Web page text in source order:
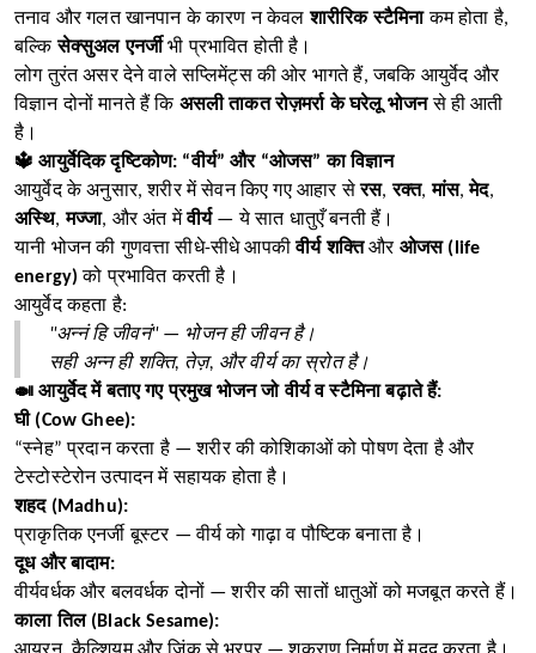
तनाव और गलत खानपान के कारण न केवलशारीरिक स्टैमिनाकम होता है,
बल्किसेक्सुअल एनर्जीभी प्रभावित होती है।
लोग तुरंत असर देने वाले सप्लिमेंट्स की ओर भागते हैं, जबकि आयुर्वेद और
विज्ञान दोनों मानते हैं कि असली ताकत रोज़मर्रा के घरेलू भोजनसे ही आती
है।
🔱 आयुर्वेदिक दृष्टिकोण: “वीर्य” और “ओजस” का विज्ञान
आयुर्वेद के अनुसार, शरीर में सेवन किए गए आहार सेरस,रक्त,मांस,मेद,
अस्थि,मज्जा, और अंत मेंवीर्य— ये सात धातुएँ बनती हैं।
यानी भोजन की गुणवत्ता सीधे-सीधे आपकीवीर्य शक्तिऔर ओजस (life
energy) को प्रभावित करती है।
आयुर्वेद कहता है:
"अन्नं हि जीवनं" — भोजन ही जीवन है।
सही अन्न ही शक्ति, तेज़, और वीर्य का स्रोत है।
🍛 आयुर्वेद में बताए गए प्रमुख भोजन जो वीर्य व स्टैमिना बढ़ाते हैं:
घी (Cow Ghee):
“स्नेह” प्रदान करता है — शरीर की कोशिकाओं को पोषण देता है और
टेस्टोस्टेरोन उत्पादन में सहायक होता है।
शहद (Madhu):
प्राकृतिक एनर्जी बूस्टर — वीर्य को गाढ़ा व पौष्टिक बनाता है।
दूध और बादाम:
वीर्यवर्धक और बलवर्धक दोनों — शरीर की सातों धातुओं को मजबूत करते हैं।
काला तिल (Black Sesame):